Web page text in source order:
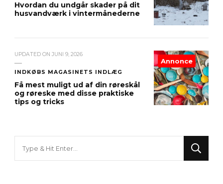
Hvordan du undgår skader på dit
husvandværk i vintermånederne
UPDATED ON JUNI 9, 2026
INDKØBS MAGASINETS INDLÆG
Få mest muligt ud af din røreskål
og røreske med disse praktiske
tips og tricks
Annonce